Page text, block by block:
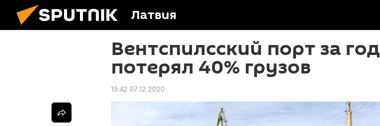
Латвия
Вентспилсский порт за год
потерял 40% грузов
13:42 07.12.2020